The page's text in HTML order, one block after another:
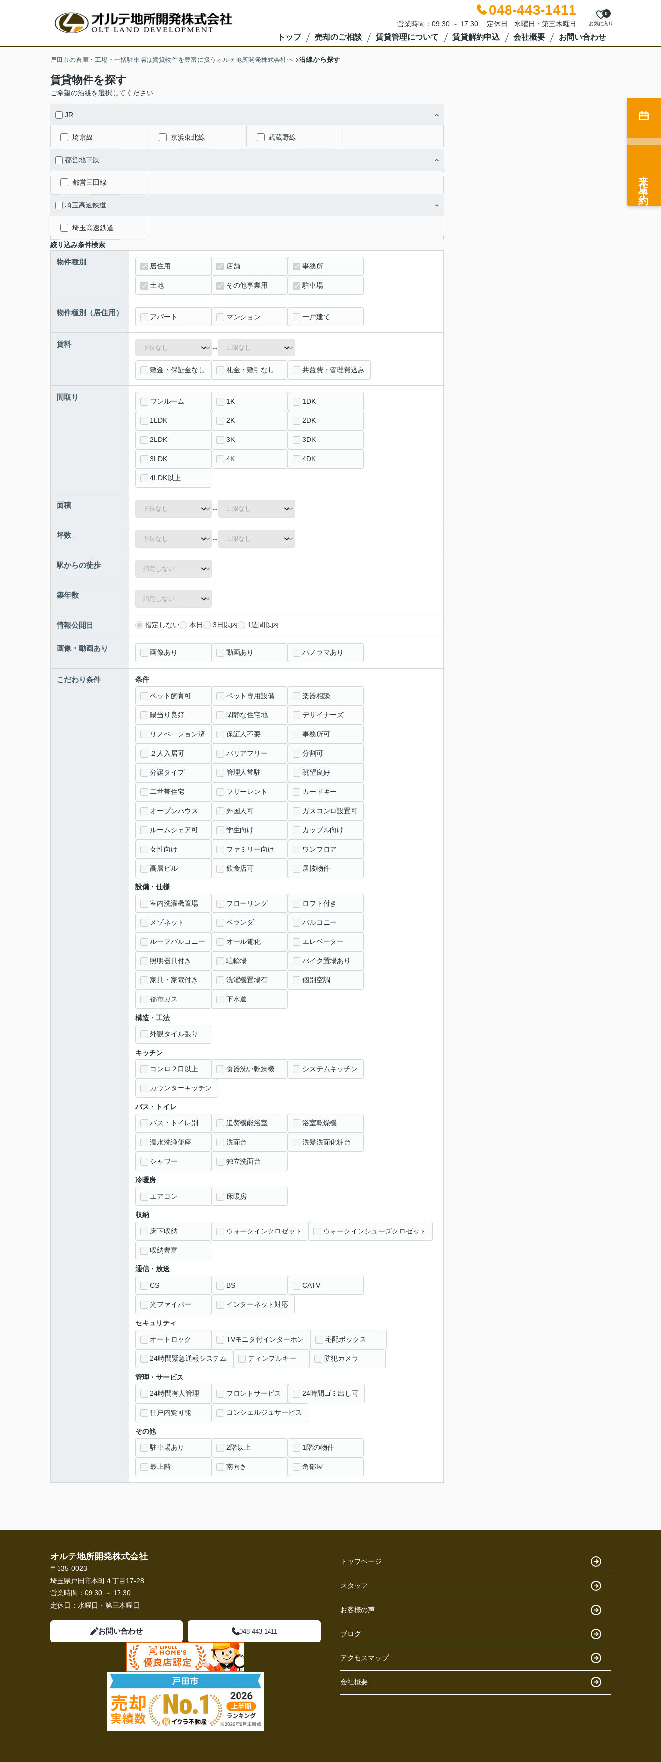
048-443-1411
営業時間：09:30 ～ 17:30 定休日：水曜日・第三木曜日 お気に入り
0
トップ 売却のご相談 賃貸管理について 賃貸解約申込 会社概要 お問い合わせ
戸田市の倉庫・工場・一括駐車場は賃貸物件を豊富に扱うオルテ地所開発株式会社ヘ 沿線から探す
賃貸物件を探す
ご希望の沿線を選択してください
JR
埼京線 京浜東北線 武蔵野線
都営地下鉄
都営三田線
埼玉高速鉄道
埼玉高速鉄道
絞り込み条件検索
物件種別 居住用 店舗 事務所
土地 その他事業用 駐車場
物件種別（居住用） アパート マンション 一戸建て
賃料 ～
敷金・保証金なし 礼金・敷引なし 共益費・管理費込み
間取り ワンルーム 1K 1DK
1LDK 2K 2DK
2LDK 3K 3DK
3LDK 4K 4DK
4LDK以上
面積 ～
坪数 ～
駅からの徒歩
築年数
情報公開日 指定しない 本日 3日以内 1週間以内
画像・動画あり 画像あり 動画あり パノラマあり
こだわり条件 条件
ペット飼育可 ペット専用設備 楽器相談
陽当り良好 閑静な住宅地 デザイナーズ
リノベーション済 保証人不要 事務所可
２人入居可 バリアフリー 分割可
分譲タイプ 管理人常駐 眺望良好
二世帯住宅 フリーレント カードキー
オープンハウス 外国人可 ガスコンロ設置可
ルームシェア可 学生向け カップル向け
女性向け ファミリー向け ワンフロア
高層ビル 飲食店可 居抜物件
設備・仕様
室内洗濯機置場 フローリング ロフト付き
メゾネット ベランダ バルコニー
ルーフバルコニー オール電化 エレベーター
照明器具付き 駐輪場 バイク置場あり
家具・家電付き 洗濯機置場有 個別空調
都市ガス 下水道
構造・工法
外観タイル張り
キッチン
コンロ２口以上 食器洗い乾燥機 システムキッチン
カウンターキッチン
バス・トイレ
バス・トイレ別 追焚機能浴室 浴室乾燥機
温水洗浄便座 洗面台 洗髪洗面化粧台
シャワー 独立洗面台
冷暖房
エアコン 床暖房
収納
床下収納 ウォークインクロゼット ウォークインシューズクロゼット
収納豊富
通信・放送
CS BS CATV
光ファイバー インターネット対応
セキュリティ
オートロック TVモニタ付インターホン 宅配ボックス
24時間緊急通報システム ディンプルキー 防犯カメラ
管理・サービス
24時間有人管理 フロントサービス 24時間ゴミ出し可
住戸内覧可能 コンシェルジュサービス
その他
駐車場あり 2階以上 1階の物件
最上階 南向き 角部屋
来店予約
オルテ地所開発株式会社
〒335-0023
埼玉県戸田市本町４丁目17-28
営業時間： 09:30 ～ 17:30
定休日： 水曜日・第三木曜日
お問い合わせ 048-443-1411
トップページ
スタッフ
お客様の声
ブログ
アクセスマップ
会社概要